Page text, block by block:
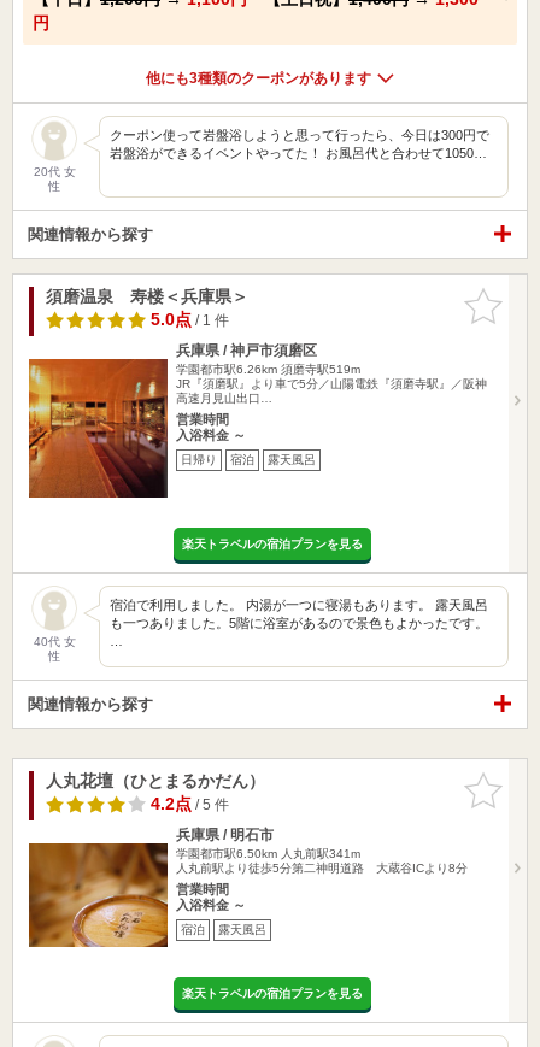
円
他にも3種類のクーポンがあります
20代 女
性
クーポン使って岩盤浴しようと思って行ったら、今日は300円で
岩盤浴ができるイベントやってた！ お風呂代と合わせて1050…
関連情報から探す
お気に入
りに追加
須磨温泉 寿楼＜兵庫県＞
5.0点/ 1 件
兵庫県 / 神戸市須磨区
学園都市駅6.26km 須磨寺駅519m
JR『須磨駅』より車で5分／山陽電鉄『須磨寺駅』／阪神
高速月見山出口…
営業時間
入浴料金 ～
日帰り 宿泊 露天風呂
楽天トラベルの宿泊プランを見る
40代 女
性
宿泊で利用しました。 内湯が一つに寝湯もあります。 露天風呂
も一つありました。5階に浴室があるので景色もよかったです。
関連情報から探す
お気に入
りに追加
人丸花壇（ひとまるかだん）
4.2点/ 5 件
兵庫県 / 明石市
学園都市駅6.50km 人丸前駅341m
人丸前駅より徒歩5分第二神明道路 大蔵谷ICより8分
営業時間
入浴料金 ～
宿泊 露天風呂
楽天トラベルの宿泊プランを見る